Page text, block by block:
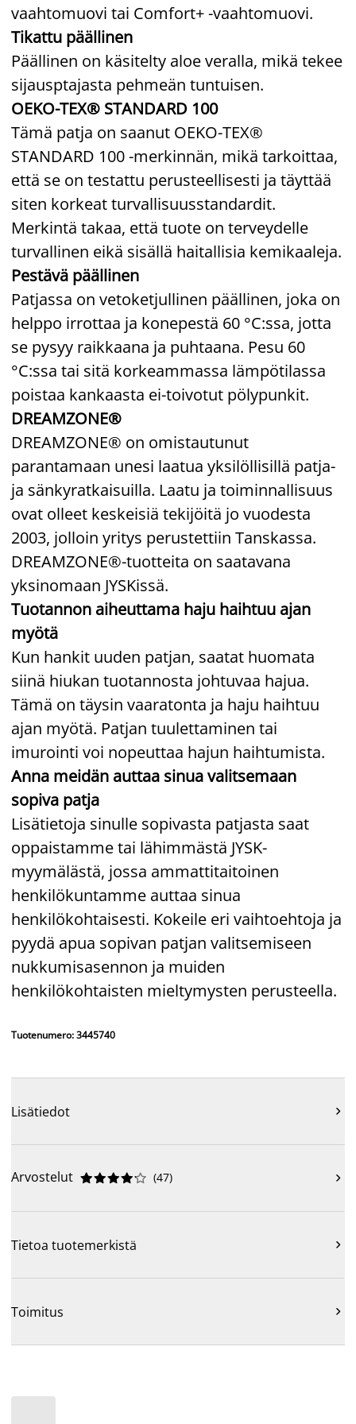
vaahtomuovi tai Comfort+ -vaahtomuovi.
Tikattu päällinen
Päällinen on käsitelty aloe veralla, mikä tekee
sijausptajasta pehmeän tuntuisen.
OEKO-TEX® STANDARD 100
Tämä patja on saanut OEKO-TEX®
STANDARD 100 -merkinnän, mikä tarkoittaa,
että se on testattu perusteellisesti ja täyttää
siten korkeat turvallisuusstandardit.
Merkintä takaa, että tuote on terveydelle
turvallinen eikä sisällä haitallisia kemikaaleja.
Pestävä päällinen
Patjassa on vetoketjullinen päällinen, joka on
helppo irrottaa ja konepestä 60 °C:ssa, jotta
se pysyy raikkaana ja puhtaana. Pesu 60
°C:ssa tai sitä korkeammassa lämpötilassa
poistaa kankaasta ei-toivotut pölypunkit.
DREAMZONE®
DREAMZONE® on omistautunut
parantamaan unesi laatua yksilöllisillä patja-
ja sänkyratkaisuilla. Laatu ja toiminnallisuus
ovat olleet keskeisiä tekijöitä jo vuodesta
2003, jolloin yritys perustettiin Tanskassa.
DREAMZONE®-tuotteita on saatavana
yksinomaan JYSKissä.
Tuotannon aiheuttama haju haihtuu ajan
myötä
Kun hankit uuden patjan, saatat huomata
siinä hiukan tuotannosta johtuvaa hajua.
Tämä on täysin vaaratonta ja haju haihtuu
ajan myötä. Patjan tuulettaminen tai
imurointi voi nopeuttaa hajun haihtumista.
Anna meidän auttaa sinua valitsemaan
sopiva patja
Lisätietoja sinulle sopivasta patjasta saat
oppaistamme tai lähimmästä JYSK-
myymälästä, jossa ammattitaitoinen
henkilökuntamme auttaa sinua
henkilökohtaisesti. Kokeile eri vaihtoehtoja ja
pyydä apua sopivan patjan valitsemiseen
nukkumisasennon ja muiden
henkilökohtaisten mieltymysten perusteella.
Tuotenumero: 3445740
Lisätiedot 
Arvostelut 




 (47) 
Tietoa tuotemerkistä 
Toimitus 